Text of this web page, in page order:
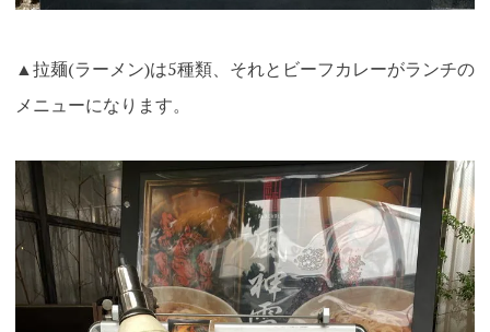
▲拉麺(ラーメン)は5種類、それとビーフカレーがランチの
メニューになります。